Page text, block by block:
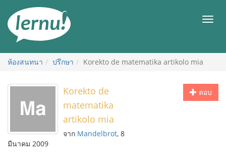
สารบัญ
เมนู
ห้องสนทนา ปรึกษา Korekto de matematika artikolo mia
ตอบ
Korekto de
matematika
artikolo mia
จาก Mandelbrot, 8
มีนาคม 2009